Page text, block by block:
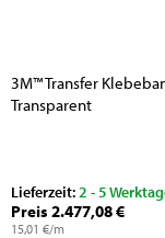
3M™ Transfer
Transparent
Lieferzeit: 2 - 5
Preis 2.477,08 €
15,01 €/m